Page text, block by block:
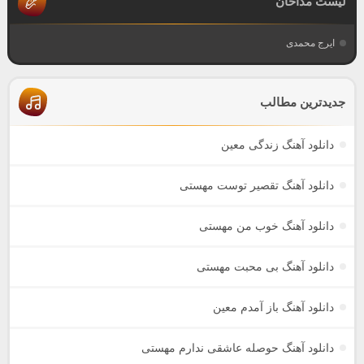
ایرج محمدی
جدیدترین مطالب
دانلود آهنگ زندگی معین
دانلود آهنگ تقصیر توست مهستی
دانلود آهنگ خوب من مهستی
دانلود آهنگ بی محبت مهستی
دانلود آهنگ باز آمدم معین
دانلود آهنگ حوصله عاشقی ندارم مهستی